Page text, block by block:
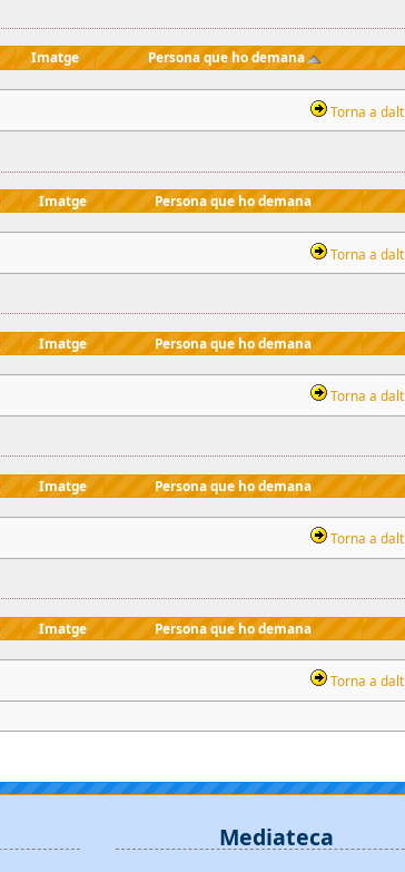
Imatge Persona que ho demana
Torna a dalt
Imatge Persona que ho demana
Torna a dalt
Imatge Persona que ho demana
Torna a dalt
Imatge Persona que ho demana
Torna a dalt
Imatge Persona que ho demana
Torna a dalt
Mediateca